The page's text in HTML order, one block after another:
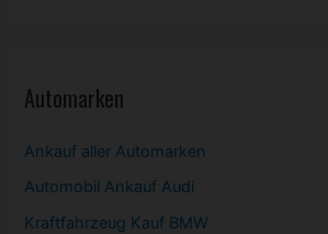
Automarken
Ankauf aller Automarken
Automobil Ankauf Audi
Kraftfahrzeug Kauf BMW